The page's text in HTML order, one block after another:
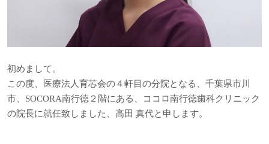
初めまして。
この度、医療法人育芯会の４軒目の分院となる、千葉県市川
市、SOCORA南行徳２階にある、ココロ南行徳歯科クリニック
の院長に就任致しました、高田 真代と申します。